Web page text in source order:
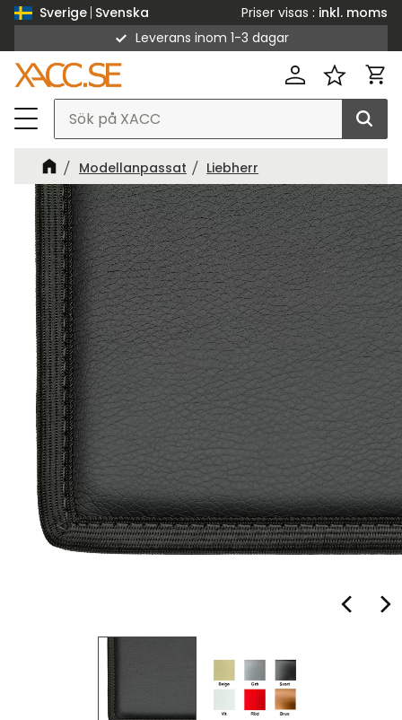
Sverige Svenska Priser visas
inkl. moms
Leverans inom 1-3 dagar
Modellanpassat Liebherr